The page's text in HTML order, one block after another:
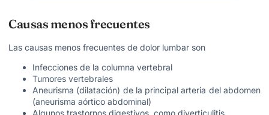
Causas menos frecuentes
Las causas menos frecuentes de dolor lumbar son
Infecciones de la columna vertebral
Tumores vertebrales
Aneurisma (dilatación) de la principal arteria del abdomen
(aneurisma aórtico abdominal)